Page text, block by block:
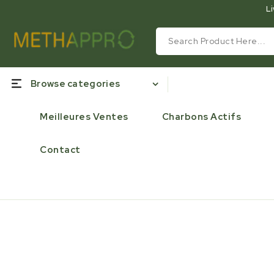
Browse categories
Meilleures Ventes Charbons Actifs
Contact